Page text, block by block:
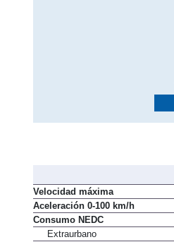
Velocidad máxima
Aceleración 0-100 km/h
Consumo NEDC
Extraurbano